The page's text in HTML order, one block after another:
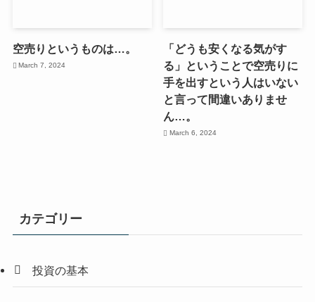
空売りというものは…。
March 7, 2024
「どうも安くなる気がす
る」ということで空売りに
手を出すという人はいない
と言って間違いありませ
ん…。
March 6, 2024
カテゴリー
投資の基本